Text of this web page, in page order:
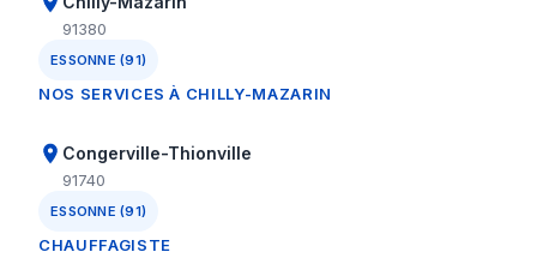
91380
ESSONNE (91)
NOS SERVICES À CHILLY-MAZARIN
Congerville-Thionville
91740
ESSONNE (91)
CHAUFFAGISTE